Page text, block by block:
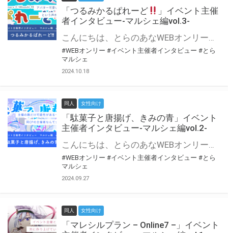
「つるみかるぱれーど
」イベント主催
者インタビュー-マルシェ編vol.3-
こんにちは、とらのあなWEBオンリー運営スタッフです。 新たにお届けする、イベント主催者インタビュー-マルシェ編-は、 とらのあなWEBオンリー「マルシェ」をご利用した主催様に 「マルシェ」を使って開催した感想や心がけをお聞きする企画です。 今回は、WEBオンリー初開催「つるみかるぱれーど
#WEBオンリー #イベント主催者インタビュー #とら
マルシェ
2024.10.18
同人 女性向け
「駄菓子と唐揚げ、きみの青」イベント
主催者インタビュー-マルシェ編vol.2-
こんにちは、とらのあなWEBオンリー運営スタッフです。 新たにお届けする、イベント主催者インタビュー-マルシェ編-は、 とらのあなWEBオンリー「マルシェ」をご利用の主催様に 「マルシェ」を使ってイベントを開催した感想や心がけをお聞きする企画です。 今回は、WEBオンリー初開催「駄菓子と唐揚げ、きみの青」より、 主催のぎこ六屋様にお話を伺いました。 協力：ぎこ六屋様／イベント公式Twitter（@krkgwks） とらのあなWEBオンリー「マルシェ」とは？ WEBオンリーでリアルタイムでコミュニケーションがとれるオンライン会場です。
#WEBオンリー #イベント主催者インタビュー #とら
マルシェ
2024.09.27
同人 女性向け
「マレシルプラン – Online7 –」イベント